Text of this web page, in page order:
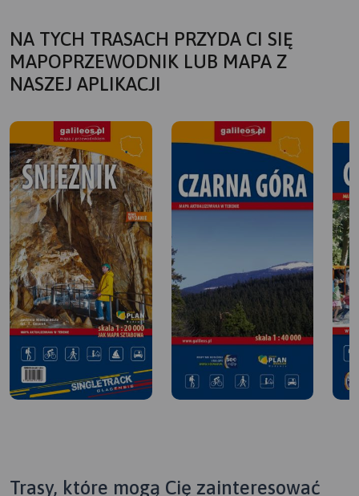
NA TYCH TRASACH PRZYDA CI SIĘ
MAPOPRZEWODNIK LUB MAPA Z
NASZEJ APLIKACJI
Trasy, które mogą Cię zainteresować